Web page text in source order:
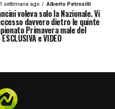
1 settimana ago Alberto Petrosilli
voleva solo la Nazionale. Vi
davvero dietro le quinte
Primavera male del
e VIDEO